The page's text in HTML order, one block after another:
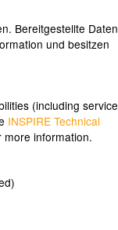
Bereitgestellte Daten
und besitzen
(including service
INSPIRE Technical
more information.